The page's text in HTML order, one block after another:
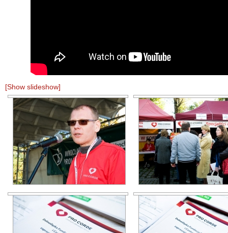
[Show slideshow]